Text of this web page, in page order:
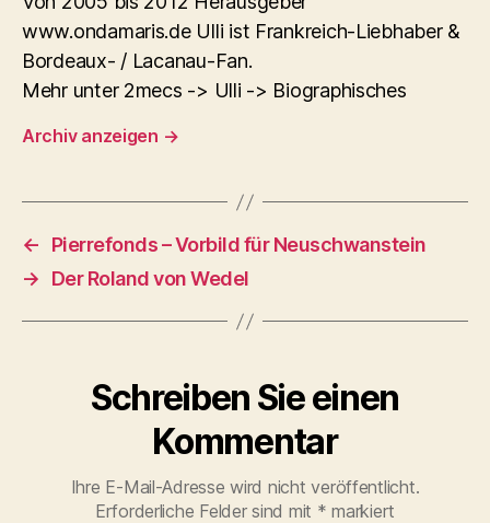
www.ondamaris.de Ulli ist Frankreich-Liebhaber &
Bordeaux- / Lacanau-Fan.
Mehr unter 2mecs -> Ulli -> Biographisches
Archiv anzeigen →
←
Pierrefonds – Vorbild für Neuschwanstein
→
Der Roland von Wedel
Schreiben Sie einen
Kommentar
Ihre E-Mail-Adresse wird nicht veröffentlicht.
Erforderliche Felder sind mit * markiert